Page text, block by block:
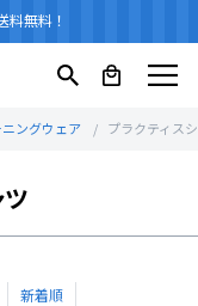
料無料！
ニングウェア プラクティス
新着順